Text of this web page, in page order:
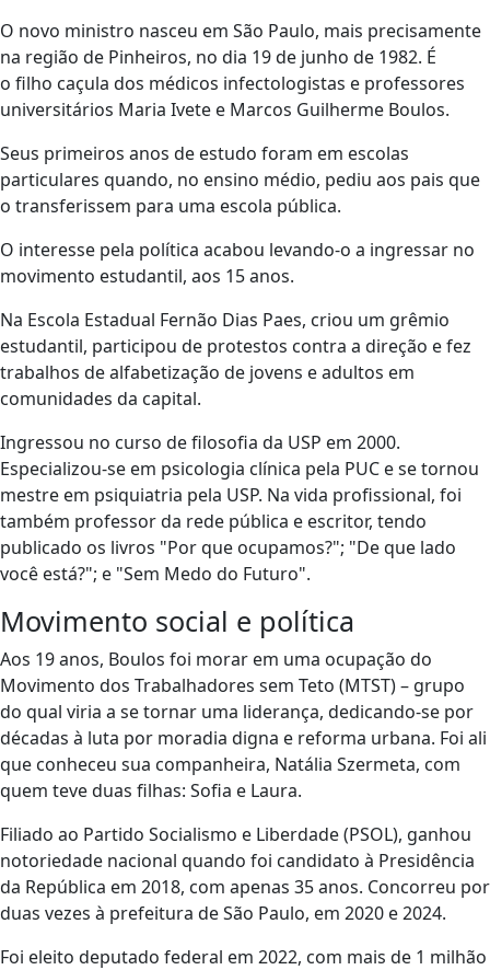
O novo ministro nasceu em São Paulo, mais precisamente
na região de Pinheiros, no dia 19 de junho de 1982. É
o filho caçula dos médicos infectologistas e professores
universitários Maria Ivete e Marcos Guilherme Boulos.
Seus primeiros anos de estudo foram em escolas
particulares quando, no ensino médio, pediu aos pais que
o transferissem para uma escola pública.
O interesse pela política acabou levando-o a ingressar no
movimento estudantil, aos 15 anos.
Na Escola Estadual Fernão Dias Paes, criou um grêmio
estudantil, participou de protestos contra a direção e fez
trabalhos de alfabetização de jovens e adultos em
comunidades da capital.
Ingressou no curso de filosofia da USP em 2000.
Especializou-se em psicologia clínica pela PUC e se tornou
mestre em psiquiatria pela USP. Na vida profissional, foi
também professor da rede pública e escritor, tendo
publicado os livros "Por que ocupamos?"; "De que lado
você está?"; e "Sem Medo do Futuro".
Movimento social e política
Aos 19 anos, Boulos foi morar em uma ocupação do
Movimento dos Trabalhadores sem Teto (MTST) – grupo
do qual viria a se tornar uma liderança, dedicando-se por
décadas à luta por moradia digna e reforma urbana. Foi ali
que conheceu sua companheira, Natália Szermeta, com
quem teve duas filhas: Sofia e Laura.
Filiado ao Partido Socialismo e Liberdade (PSOL), ganhou
notoriedade nacional quando foi candidato à Presidência
da República em 2018, com apenas 35 anos. Concorreu por
duas vezes à prefeitura de São Paulo, em 2020 e 2024.
Foi eleito deputado federal em 2022, com mais de 1 milhão